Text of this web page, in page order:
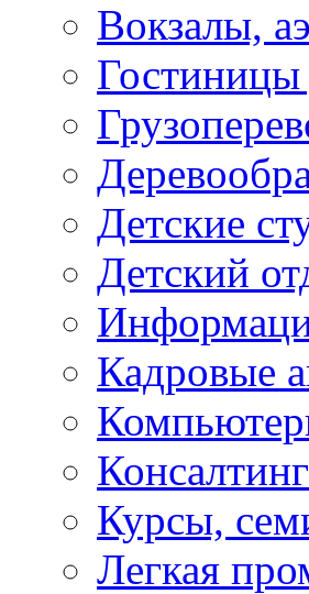
Вокзалы,
Детские
Детский
Кадровые
Консалтинг
Курсы,
Легкая